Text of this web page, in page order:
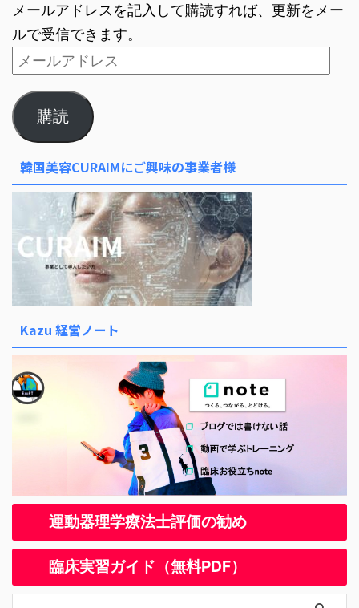
メールアドレスを記入して購読すれば、更新をメー
ルで受信できます。
購読
韓国美容CURAIMにご興味の事業者様
Kazu 経営ノート
運動器理学療法士評価の勧め
臨床実習ガイド（無料PDF）